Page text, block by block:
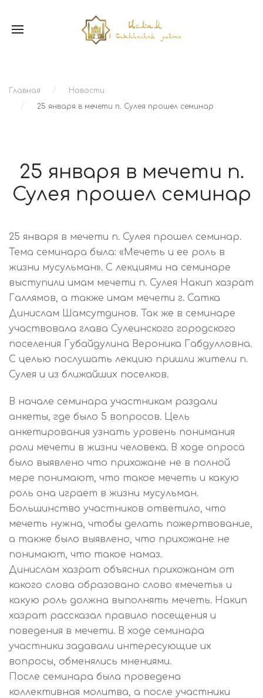
Главная
Новости
25 января в мечети п. Сулея прошел семинар
25 января в мечети п.
Сулея прошел семинар
25 января в мечети п. Сулея прошел семинар.
Тема семинара была: «Мечеть и ее роль в
жизни мусульман». С лекциями на семинаре
выступили имам мечети п. Сулея Накип хазрат
Галлямов, а также имам мечети г. Сатка
Динислам Шамсутдинов. Так же в семинаре
участвовала глава Сулеинского городского
поселения Губайдулина Вероника Габдулловна.
С целью послушать лекцию пришли жители п.
Сулея и из ближайших поселков.
В начале семинара участникам раздали
анкеты, где было 5 вопросов. Цель
анкетирования узнать уровень понимания
роли мечети в жизни человека. В ходе опроса
было выявлено что прихожане не в полной
мере понимают, что такое мечеть и какую
роль она играет в жизни мусульман.
Большинство участников ответило, что
мечеть нужна, чтобы делать пожертвование,
а также было выявлено, что прихожане не
понимают, что такое намаз.
Динислам хазрат объяснил прихожанам от
какого слова образовано слово «мечеть» и
какую роль должна выполнять мечеть. Накип
хазрат рассказал правило посещения и
поведения в мечети. В ходе семинара
участники задавали интересующие их
вопросы, обменялись мнениями.
После семинара была проведена
коллективная молитва, а после участники